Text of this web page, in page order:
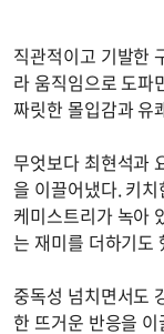
직관적이고 기발한
라 움직임으로 도파
짜릿한 몰입감과 유
무엇보다 최현석과
을 이끌어냈다. 키
케미스트리가 녹아
는 재미를 더하기도
중독성 넘치면서도
한 뜨거운 반응을